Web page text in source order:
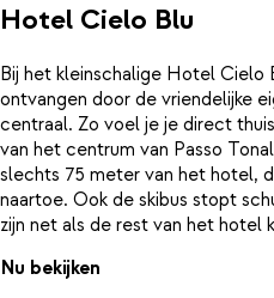
Hotel Cielo Blu
Bij het kleinschalige Hotel Cielo
ontvangen door de vriendelijke
centraal. Zo voel je je direct
van het centrum van Passo
slechts 75 meter van het hotel,
naartoe. Ook de skibus stopt
zijn net als de rest van het hotel
met veel gebruik van hout. Elke
Je verblijft op basis van
Nu bekijken